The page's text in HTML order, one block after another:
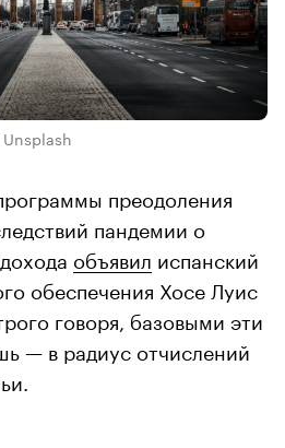
преодоления
пандемии о
объявил испанский
обеспечения Хосе Луис
говоря, базовыми эти
— в радиус отчислений